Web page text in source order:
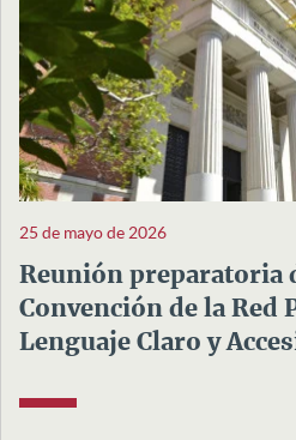
25 de mayo de 2026
Reunión preparatoria
Convención de la Red
Lenguaje Claro y